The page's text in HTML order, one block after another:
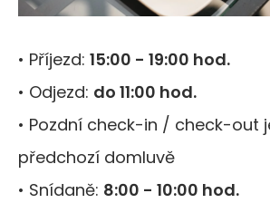
• Příjezd: 15:00 - 19:00 hod.
• Odjezd: do 11:00 hod.
• Pozdní check-in / check-out
předchozí domluvě
• Snídaně: 8:00 - 10:00 hod.